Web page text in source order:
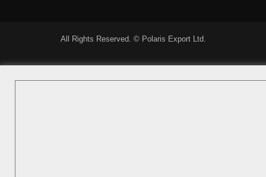
All Rights Reserved. © Polaris Export Ltd.